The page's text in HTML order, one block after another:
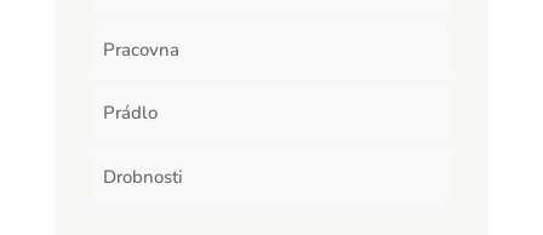
Pracovna
Prádlo
Drobnosti